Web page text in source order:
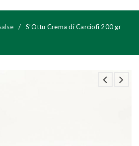
/ S’Ottu Crema di Carciofi 200 gr